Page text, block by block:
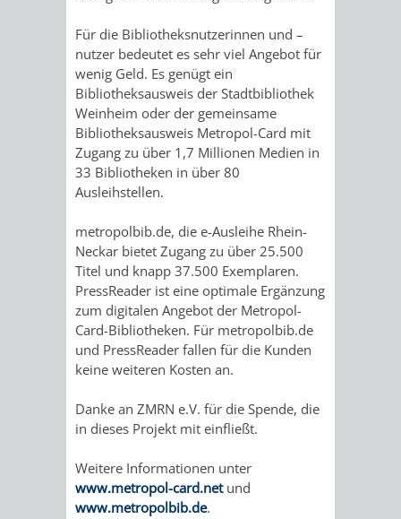
STRANDBAD
WAIDSEE
DULGER-
VEREINE
ENTWICKLUNG
BAUPROJEKTE
STRASSENBAUMASSNAHMEN OB
ERFLOCKENBACH
NEUBAU
BETRIEBSGEBÄUDE
BETEILIGUNGEN
IN
DER
WIRTSCHAFT
VERKEHRSANBINDUNG
/
DATEN
/
Für die Bibliotheksnutzerinnen und –
nutzer bedeutet es sehr viel Angebot für
wenig Geld. Es genügt ein
Bibliotheksausweis der Stadtbibliothek
Weinheim oder der gemeinsame
Bibliotheksausweis Metropol-Card mit
Zugang zu über 1,7 Millionen Medien in
33 Bibliotheken in über 80
Ausleihstellen.
metropolbib.de, die e-Ausleihe Rhein-
Neckar bietet Zugang zu über 25.500
Titel und knapp 37.500 Exemplaren.
PressReader ist eine optimale Ergänzung
zum digitalen Angebot der Metropol-
Card-Bibliotheken. Für metropolbib.de
und PressReader fallen für die Kunden
keine weiteren Kosten an.
Danke an ZMRN e.V. für die Spende, die
in dieses Projekt mit einfließt.
Weitere Informationen unter
www.metropol-card.netund
www.metropolbib.de.